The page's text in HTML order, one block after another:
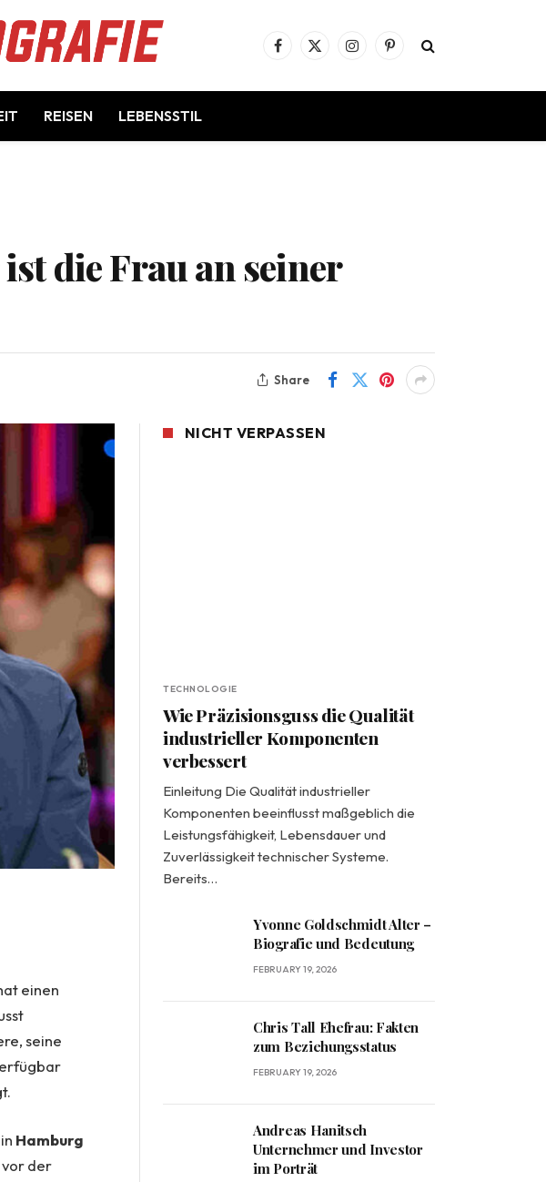
Facebook
X
InstagramPinterest
REISEN LEBENSSTIL
die Frau an seiner
Share
einen
seine
Hamburg
vor der
NICHT VERPASSEN
TECHNOLOGIE
Wie Präzisionsguss die Qualität
industrieller Komponenten
verbessert
Einleitung Die Qualität industrieller
Komponenten beeinflusst maßgeblich die
Leistungsfähigkeit, Lebensdauer und
Zuverlässigkeit technischer Systeme.
Bereits…
Yvonne Goldschmidt Alter –
Biografie und Bedeutung
FEBRUARY 19, 2026
Chris Tall Ehefrau: Fakten
zum Beziehungsstatus
FEBRUARY 19, 2026
Andreas Hanitsch
Unternehmer und Investor
im Porträt